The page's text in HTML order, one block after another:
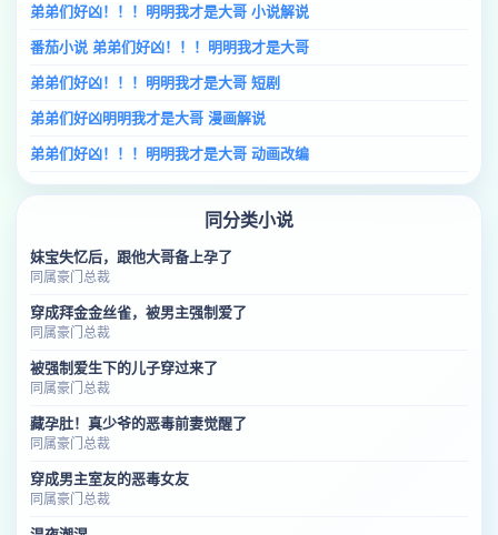
弟弟们好凶！！！明明我才是大哥 小说解说
番茄小说 弟弟们好凶！！！明明我才是大哥
弟弟们好凶！！！明明我才是大哥 短剧
弟弟们好凶明明我才是大哥 漫画解说
弟弟们好凶！！！明明我才是大哥 动画改编
同分类小说
妹宝失忆后，跟他大哥备上孕了
同属豪门总裁
穿成拜金金丝雀，被男主强制爱了
同属豪门总裁
被强制爱生下的儿子穿过来了
同属豪门总裁
藏孕肚！真少爷的恶毒前妻觉醒了
同属豪门总裁
穿成男主室友的恶毒女友
同属豪门总裁